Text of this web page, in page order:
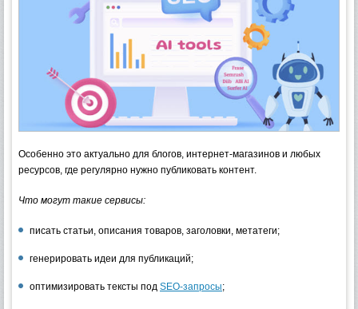
Особенно это актуально для блогов, интернет-магазинов и любых
ресурсов, где регулярно нужно публиковать контент.
Что могут такие сервисы:
писать статьи, описания товаров, заголовки, метатеги;
генерировать идеи для публикаций;
оптимизировать тексты под SEO-запросы;